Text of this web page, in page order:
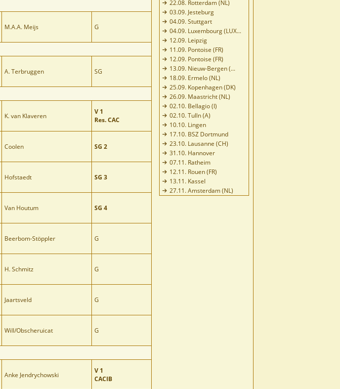
22.08. Rotterdam (NL)
03.09. Jesteburg
04.09. Stuttgart
04.09. Luxembourg (LUX...
12.09. Leipzig
11.09. Pontoise (FR)
12.09. Pontoise (FR)
13.09. Nieuw-Bergen (...
18.09. Ermelo (NL)
25.09. Kopenhagen (DK)
26.09. Maastricht (NL)
02.10. Bellagio (I)
02.10. Tulln (A)
10.10. Lingen
17.10. BSZ Dortmund
23.10. Lausanne (CH)
31.10. Hannover
07.11. Ratheim
12.11. Rouen (FR)
13.11. Kassel
27.11. Amsterdam (NL)
M.A.A. Meijs G
A. Terbruggen SG
K. van Klaveren
V 1
Res. CAC
Coolen SG 2
Hofstaedt SG 3
Van Houtum SG 4
Beerbom-Stöppler G
H. Schmitz G
Jaartsveld G
Will/Obscheruicat G
Anke Jendrychowski
V 1
CACIB